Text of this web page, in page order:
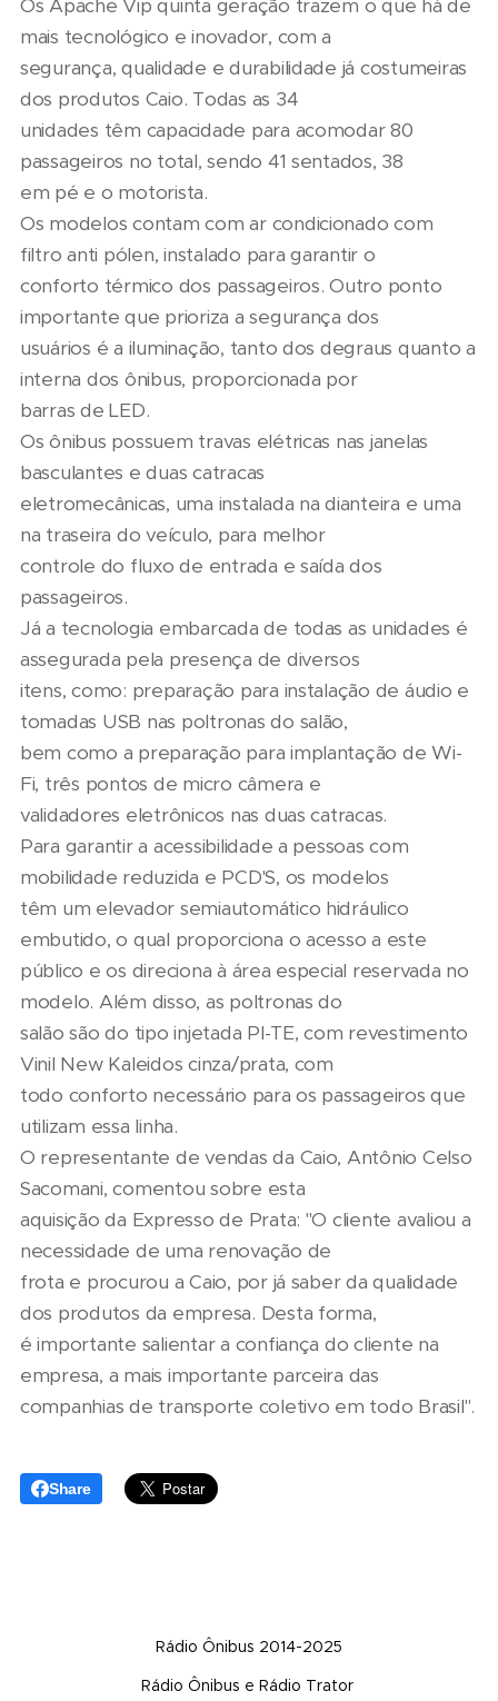
Os Apache Vip quinta geração trazem o que há de
mais tecnológico e inovador, com a
segurança, qualidade e durabilidade já costumeiras
dos produtos Caio. Todas as 34
unidades têm capacidade para acomodar 80
passageiros no total, sendo 41 sentados, 38
em pé e o motorista.
Os modelos contam com ar condicionado com
filtro anti pólen, instalado para garantir o
conforto térmico dos passageiros. Outro ponto
importante que prioriza a segurança dos
usuários é a iluminação, tanto dos degraus quanto a
interna dos ônibus, proporcionada por
barras de LED.
Os ônibus possuem travas elétricas nas janelas
basculantes e duas catracas
eletromecânicas, uma instalada na dianteira e uma
na traseira do veículo, para melhor
controle do fluxo de entrada e saída dos
passageiros.
Já a tecnologia embarcada de todas as unidades é
assegurada pela presença de diversos
itens, como: preparação para instalação de áudio e
tomadas USB nas poltronas do salão,
bem como a preparação para implantação de Wi-
Fi, três pontos de micro câmera e
validadores eletrônicos nas duas catracas.
Para garantir a acessibilidade a pessoas com
mobilidade reduzida e PCD'S, os modelos
têm um elevador semiautomático hidráulico
embutido, o qual proporciona o acesso a este
público e os direciona à área especial reservada no
modelo. Além disso, as poltronas do
salão são do tipo injetada PI-TE, com revestimento
Vinil New Kaleidos cinza/prata, com
todo conforto necessário para os passageiros que
utilizam essa linha.
O representante de vendas da Caio, Antônio Celso
Sacomani, comentou sobre esta
aquisição da Expresso de Prata: "O cliente avaliou a
necessidade de uma renovação de
frota e procurou a Caio, por já saber da qualidade
dos produtos da empresa. Desta forma,
é importante salientar a confiança do cliente na
empresa, a mais importante parceira das
companhias de transporte coletivo em todo Brasil".
Share
Rádio Ônibus 2014-2025
Rádio Ônibus e Rádio Trator